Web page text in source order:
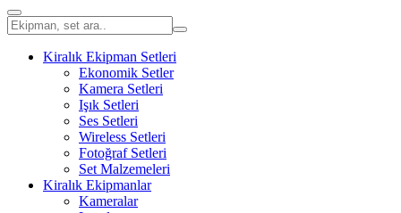
Kiralık Ekipman Setleri
Ekonomik Setler
Kamera Setleri
Işık Setleri
Ses Setleri
Wireless Setleri
Fotoğraf Setleri
Set Malzemeleri
Kiralık Ekipmanlar
Kameralar